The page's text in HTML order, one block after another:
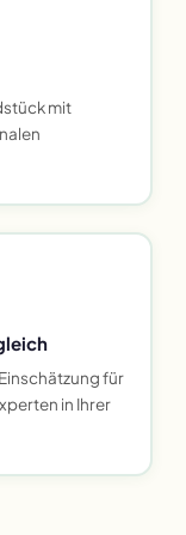
mit
für
in Ihrer